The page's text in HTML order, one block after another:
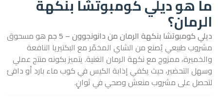
ما هو ديلي كومبوتشا بنكهة
الرمان؟
ديلي كومبوتشا بنكهة الرمان من دانونجوون – 5 جم
هو مسحوق
مشروب طبيعي يُصنع من الشاي المخمّر مع البكتيريا النافعة
والخميرة، ممزوج مع نكهة الرمان الغنية. يتميز بكونه منتج عملي
وسهل التحضير، حيث يكفي إذابة الكيس في كوب ماء بارد أو دافئ
لتحصل على مشروب منعش وصحي في ثوانٍ.